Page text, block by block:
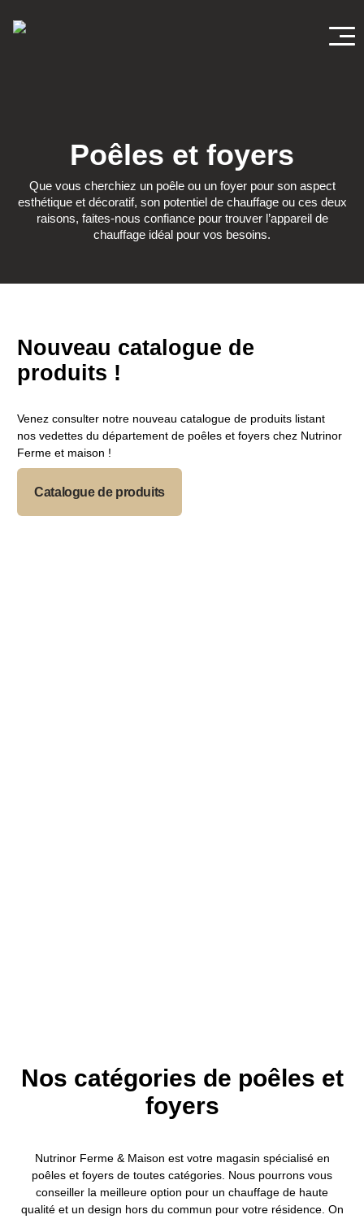
Poêles et Foyers
Électroménagers au propane
Blogue
Poêles et foyers
Que vous cherchiez un poêle ou un foyer pour son aspect
esthétique et décoratif, son potentiel de chauffage ou ces deux
raisons, faites-nous confiance pour trouver l’appareil de
chauffage idéal pour vos besoins.
Nouveau catalogue de
produits !
Venez consulter notre nouveau catalogue de produits listant
nos vedettes du département de poêles et foyers chez Nutrinor
Ferme et maison !
Catalogue de produits
Nos catégories de poêles et
foyers
Nutrinor Ferme & Maison est votre magasin spécialisé en
poêles et foyers de toutes catégories. Nous pourrons vous
conseiller la meilleure option pour un chauffage de haute
qualité et un design hors du commun pour votre résidence. On